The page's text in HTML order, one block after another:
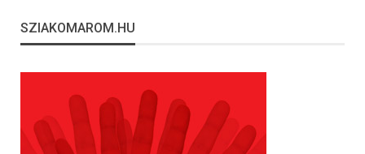
SZIAKOMAROM.HU